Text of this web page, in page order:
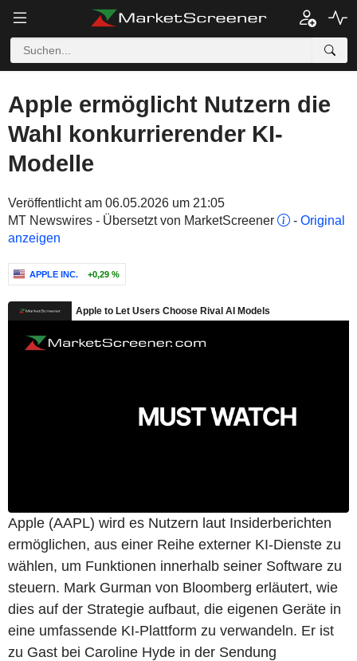
Apple ermöglicht Nutzern die
Wahl konkurrierender KI-
Modelle
Veröffentlicht am 06.05.2026 um 21:05
MT Newswires - Übersetzt von MarketScreener
- Original
anzeigen
APPLE INC. +0,29 %
Apple (AAPL) wird es Nutzern laut Insiderberichten
ermöglichen, aus einer Reihe externer KI-Dienste zu
wählen, um Funktionen innerhalb seiner Software zu
steuern. Mark Gurman von Bloomberg erläutert, wie
dies auf der Strategie aufbaut, die eigenen Geräte in
eine umfassende KI-Plattform zu verwandeln. Er ist
zu Gast bei Caroline Hyde in der Sendung